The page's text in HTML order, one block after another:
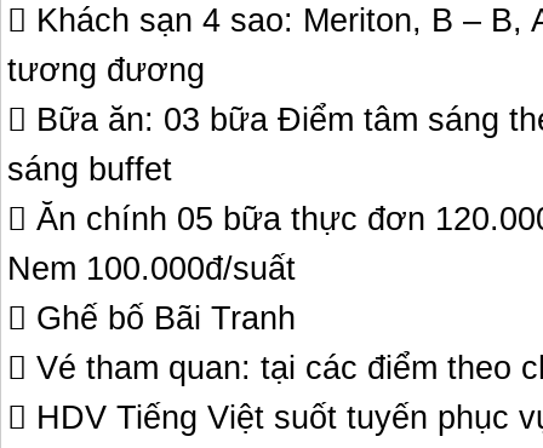
 Khách sạn 4 sao: Meriton, B –
tương đương
 Bữa ăn: 03 bữa Điểm tâm sáng
sáng buffet
 Ăn chính 05 bữa thực đơn
Nem 100.000đ/suất
 Ghế bố Bãi Tranh
 Vé tham quan: tại các điểm theo
 HDV Tiếng Việt suốt tuyến phục